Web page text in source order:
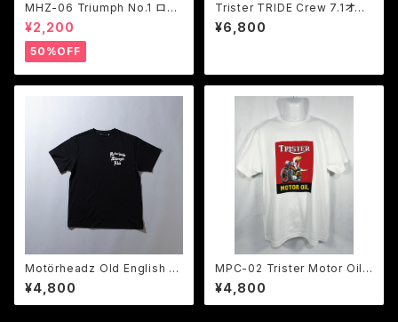
MHZ-06 Triumph No.1 ロゴ
Tシャツ 1色展開
¥2,200
50%OFF
Trister TRIDE Crew 7.1オン
スロングスリーブT３色展開
¥6,800
Motörheadz Old English L
OGO T
¥4,800
MPC-02 Trister Motor Oil
Tシャツ ２色展開
¥4,800